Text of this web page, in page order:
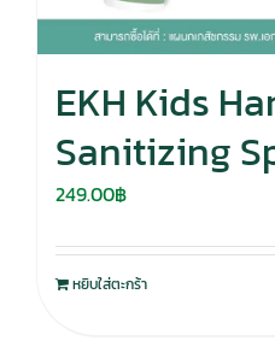
EKH Kids
Sanitizing
249.00฿
หยิบใส่ตะกร้า